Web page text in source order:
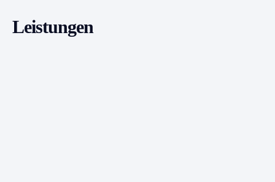
Leistungen